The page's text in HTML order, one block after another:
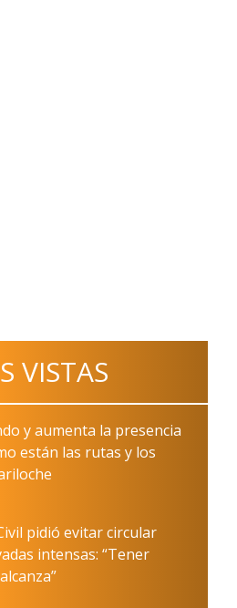
VISTAS
y aumenta la presencia
están las rutas y los
pidió evitar circular
intensas: “Tener